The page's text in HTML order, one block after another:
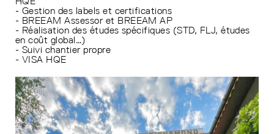
- Gestion des labels et certifications
- BREEAM Assessor et BREEAM AP
- Réalisation des études spécifiques (STD, FLJ, études
en coût global…)
- Suivi chantier propre
- VISA HQE